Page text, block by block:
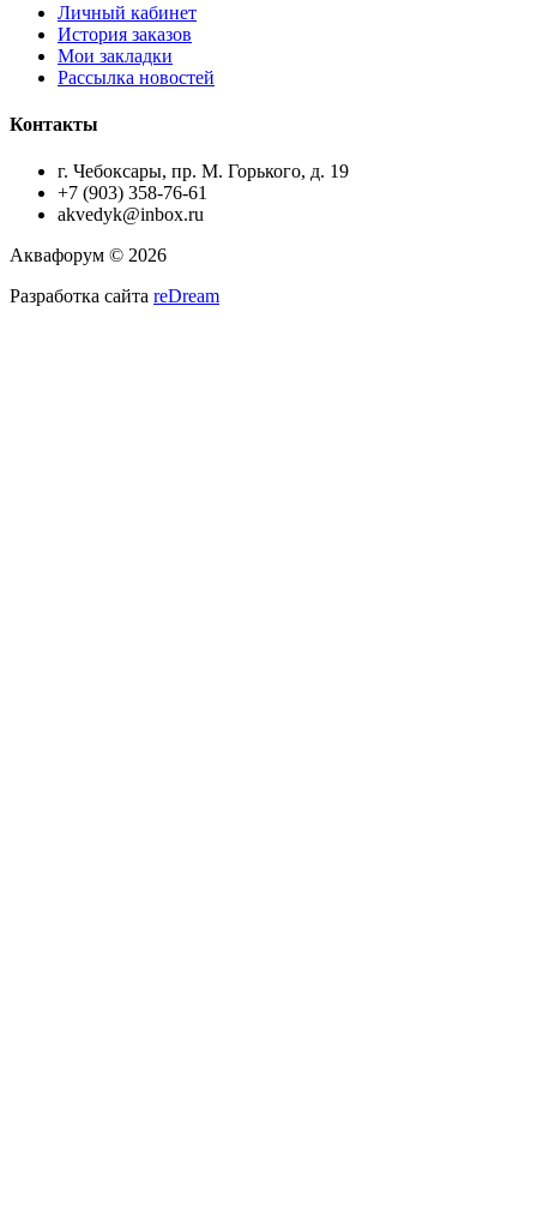
Личный кабинет
История заказов
Мои закладки
Рассылка новостей
Контакты
г. Чебоксары, пр. М. Горького, д. 19
+7 (903) 358-76-61
akvedyk@inbox.ru
Аквафорум © 2026
Разработка сайта reDream